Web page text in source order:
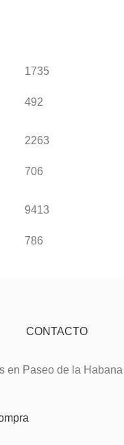
1735
492
2263
706
9413
786
CONTACTO
en Paseo de la Habana